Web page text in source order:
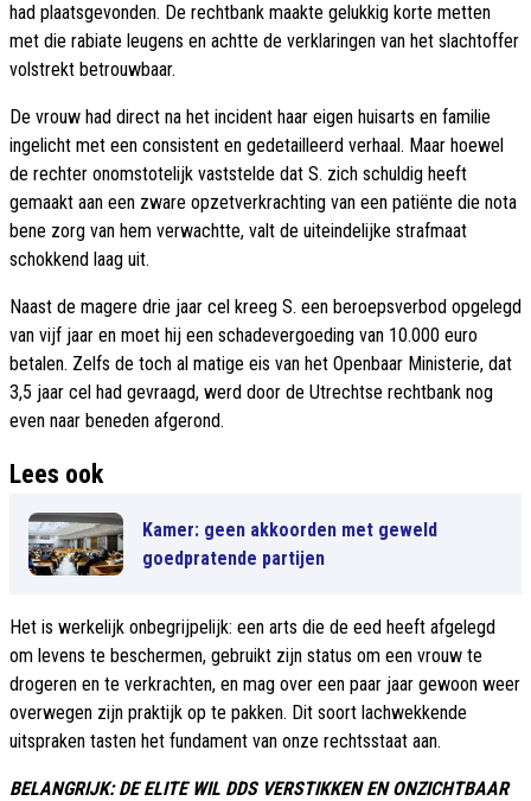
had plaatsgevonden. De rechtbank maakte gelukkig korte metten
met die rabiate leugens en achtte de verklaringen van het slachtoffer
volstrekt betrouwbaar.
De vrouw had direct na het incident haar eigen huisarts en familie
ingelicht met een consistent en gedetailleerd verhaal. Maar hoewel
de rechter onomstotelijk vaststelde dat S. zich schuldig heeft
gemaakt aan een zware opzetverkrachting van een patiënte die nota
bene zorg van hem verwachtte, valt de uiteindelijke strafmaat
schokkend laag uit.
Naast de magere drie jaar cel kreeg S. een beroepsverbod opgelegd
van vijf jaar en moet hij een schadevergoeding van 10.000 euro
betalen. Zelfs de toch al matige eis van het Openbaar Ministerie, dat
3,5 jaar cel had gevraagd, werd door de Utrechtse rechtbank nog
even naar beneden afgerond.
Lees ook
Kamer: geen akkoorden met geweld
goedpratende partijen
Het is werkelijk onbegrijpelijk: een arts die de eed heeft afgelegd
om levens te beschermen, gebruikt zijn status om een vrouw te
drogeren en te verkrachten, en mag over een paar jaar gewoon weer
overwegen zijn praktijk op te pakken. Dit soort lachwekkende
uitspraken tasten het fundament van onze rechtsstaat aan.
BELANGRIJK: DE ELITE WIL DDS VERSTIKKEN EN ONZICHTBAAR